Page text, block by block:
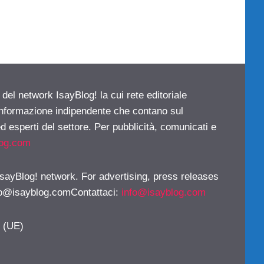
network IsayBlog! la cui rete editoriale
indipendente che contano sul
esperti del settore. Per pubblicità, comunicati e
network. For advertising, press releases
: info@isayblog.com
(UE)